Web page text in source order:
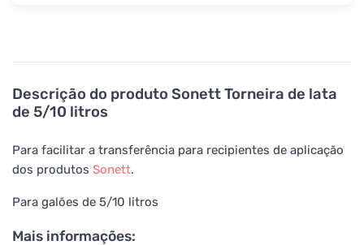
Descrição do produto Sonett Torneira de lata
de 5/10 litros
Para facilitar a transferência para recipientes de aplicação
dos produtos Sonett.
Para galões de 5/10 litros
Mais informações: